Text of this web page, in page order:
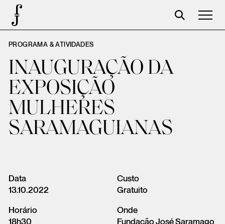
Foundation
Events
The foundation
Partners
Centenary
Cart
Login
PROGRAMA & ATIVIDADES
INAUGURAÇÃO DA
EXPOSIÇÃO
MULHERES
SARAMAGUIANAS
Data
13.10.2022
Horário
18h30
Custo
Gratuito
Onde
Fundação José Saramago